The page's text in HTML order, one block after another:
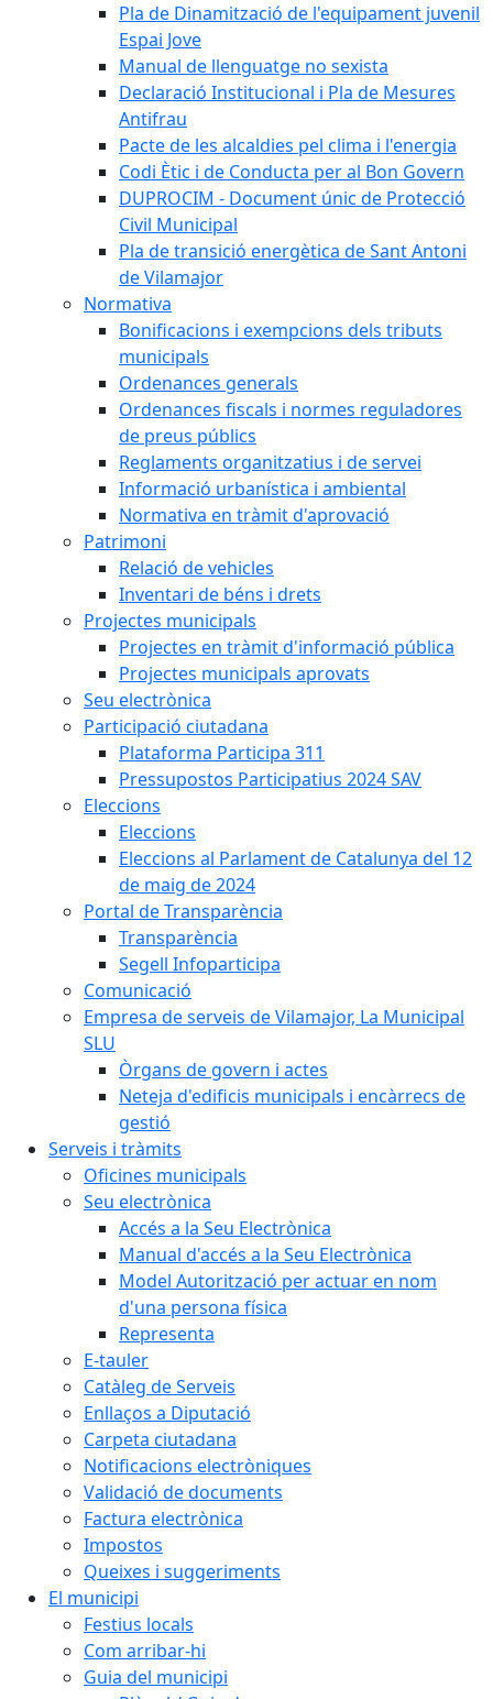
Pla de Dinamització de l'equipament juvenil
Espai Jove
Manual de llenguatge no sexista
Declaració Institucional i Pla de Mesures
Antifrau
Pacte de les alcaldies pel clima i l'energia
Codi Ètic i de Conducta per al Bon Govern
DUPROCIM - Document únic de Protecció
Civil Municipal
Pla de transició energètica de Sant Antoni
de Vilamajor
Normativa
Bonificacions i exempcions dels tributs
municipals
Ordenances generals
Ordenances fiscals i normes reguladores
de preus públics
Reglaments organitzatius i de servei
Informació urbanística i ambiental
Normativa en tràmit d'aprovació
Patrimoni
Relació de vehicles
Inventari de béns i drets
Projectes municipals
Projectes en tràmit d'informació pública
Projectes municipals aprovats
Seu electrònica
Participació ciutadana
Plataforma Participa 311
Pressupostos Participatius 2024 SAV
Eleccions
Eleccions
Eleccions al Parlament de Catalunya del 12
de maig de 2024
Portal de Transparència
Transparència
Segell Infoparticipa
Comunicació
Empresa de serveis de Vilamajor, La Municipal
SLU
Òrgans de govern i actes
Neteja d'edificis municipals i encàrrecs de
gestió
Serveis i tràmits
Oficines municipals
Seu electrònica
Accés a la Seu Electrònica
Manual d'accés a la Seu Electrònica
Model Autorització per actuar en nom
d'una persona física
Representa
E-tauler
Catàleg de Serveis
Enllaços a Diputació
Carpeta ciutadana
Notificacions electròniques
Validació de documents
Factura electrònica
Impostos
Queixes i suggeriments
El municipi
Festius locals
Com arribar-hi
Guia del municipi